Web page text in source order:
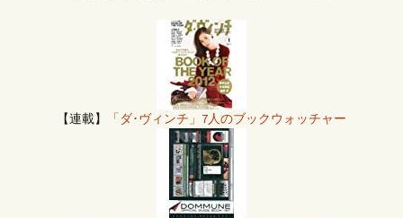
【連載】 「ダ･ヴィンチ」7人のブックウォッチャー